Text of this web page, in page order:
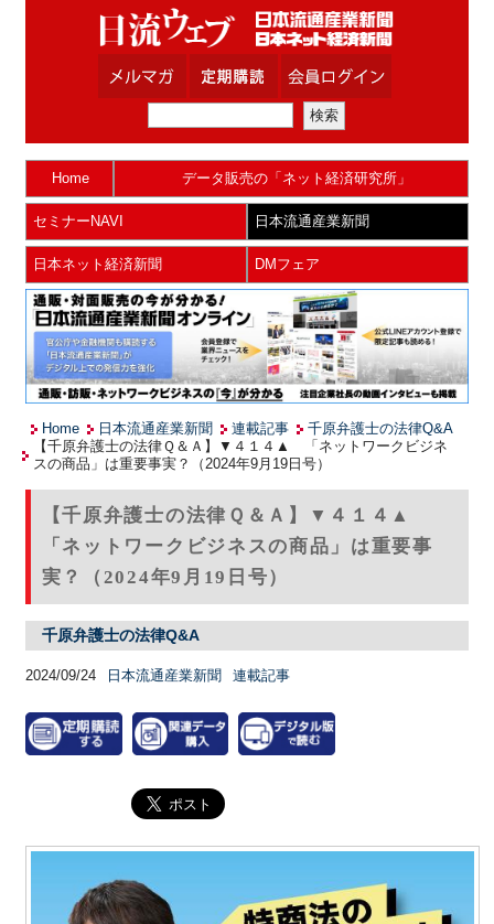
Home データ販売の「ネット経済研究所」
セミナーNAVI 日本流通産業新聞
日本ネット経済新聞 DMフェア
Home 日本流通産業新聞 連載記事
千原弁護士の法律Q&A
【千原弁護士の法律Ｑ＆Ａ】▼４１４▲ 「ネットワークビジネ
スの商品」は重要事実？（2024年9月19日号）
【千原弁護士の法律Ｑ＆Ａ】▼４１４▲
「ネットワークビジネスの商品」は重要事
実？（2024年9月19日号）
千原弁護士の法律Q&A
2024/09/24 日本流通産業新聞 連載記事